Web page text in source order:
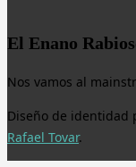
El Enano
Nos vamos al
Diseño de identidad
Rafael Tovar.